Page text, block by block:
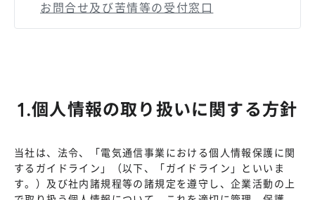
お問合せ及び苦情等の受付窓口
1.個人情報の取り扱いに関する方針
当社は、法令、「電気通信事業における個人情報保護に関
するガイドライン」（以下、「ガイドライン」といいま
す。）及び社内諸規程等の諸規定を遵守し、企業活動の上